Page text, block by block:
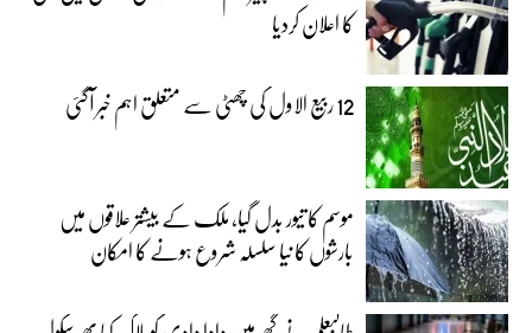
کا اعلان کردیا
12 ربیع الاول کی چھٹی سے متعلق اہم خبر آگئی
موسم کا تیور بدل گیا، ملک کے بیشتر علاقوں میں
بارشوں کا نیا سلسلہ شروع ہونے کا امکان